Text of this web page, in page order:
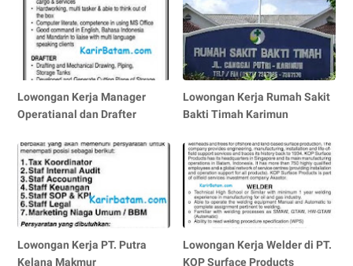
Lowongan Kerja Manager
Operatianal dan Drafter
Lowongan Kerja Rumah Sakit
Bakti Timah Karimun
Lowongan Kerja PT. Putra
Kelana Makmur
Lowongan Kerja Welder di PT.
KOP Surface Products